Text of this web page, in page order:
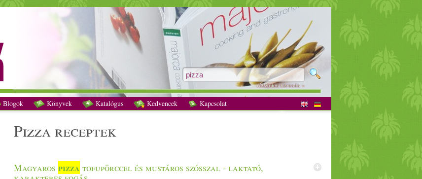
pizza receptek - Vegetáriánus receptek
részletes keresés »
Blogok Könyvek Katalógus Kedvencek Kapcsolat
pizza receptek
Magyaros pizza tofupörccel és mustáros szósszal - laktató,